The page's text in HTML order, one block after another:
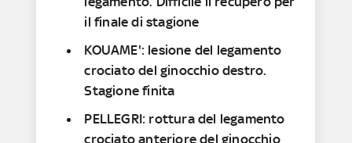
il finale di stagione
KOUAME': lesione del legamento
crociato del ginocchio destro.
Stagione finita
PELLEGRI: rottura del legamento
crociato anteriore del ginocchio